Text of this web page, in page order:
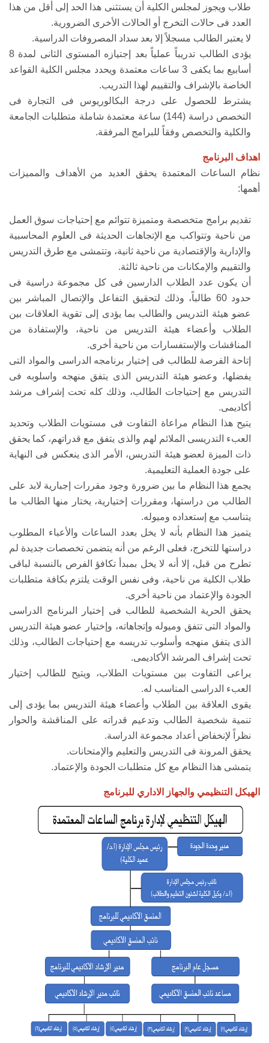
طلاب ويجوز لمجلس الكلية أن يستثنى هذا الحد إلى أقل من هذا
العدد فى حالات التخرج أو الحالات الأخرى الضرورية.
لا يعتبر الطالب مسجلاً إلا بعد سداد المصروفات الدراسية.
يؤدى الطالب تدريباً عملياً بعد إجتيازه المستوى الثانى لمدة 8
أسابيع بما يكفى 3 ساعات معتمدة ويحدد مجلس الكلية القواعد
الخاصة بالإشراف والتقييم لهذا التدريب.
يشترط للحصول على درجة البكالوريوس فى التجارة فى
التخصص دراسة (144) ساعة معتمدة شاملة متطلبات الجامعة
والكلية والتخصص وفقاً للبرامج المرفقة.
اهداف البرنامج
نظام الساعات المعتمدة يحقق العديد من الأهداف والمميزات
أهمها:
تقديم برامج متخصصة ومتميزة تتوائم مع إحتياجات سوق العمل
من ناحية وتتواكب مع الإتجاهات الحديثة فى العلوم المحاسبية
والإدارية والإقتصادية من ناحية ثانية، وتتمشى مع طرق التدريس
والتقييم والإمكانات من ناحية ثالثة.
أن يكون عدد الطلاب الدارسين فى كل مجموعة دراسية فى
حدود 60 طالباً، وذلك لتحقيق التفاعل والإتصال المباشر بين
عضو هيئة التدريس والطالب بما يؤدى إلى تقوية العلاقات بين
الطلاب وأعضاء هيئة التدريس من ناحية، والإستفادة من
المناقشات والإستفسارات من ناحية أخرى.
إتاحة الفرصة للطالب فى إختيار برنامجه الدراسى والمواد التى
يفضلها، وعضو هيئة التدريس الذى يتفق منهجه واسلوبه فى
التدريس مع إحتياجات الطالب، وذلك كله تحت إشراف مرشد
أكاديمى.
يتيح هذا النظام مراعاة التفاوت فى مستويات الطلاب وتحديد
العبء التدريسى الملائم لهم والذى يتفق مع قدراتهم، كما يحقق
ذات الميزة لعضو هيئة التدريس، الأمر الذى ينعكس فى النهاية
على جودة العملية التعليمية.
يجمع هذا النظام ما بين ضرورة وجود مقررات إجبارية لابد على
الطالب من دراستها، ومقررات إختيارية، يختار منها الطالب ما
يتناسب مع إستعداده وميوله.
يتميز هذا النظام بأنه لا يخل بعدد الساعات والأعباء المطلوب
دراستها للتخرج، فعلى الرغم من أنه يتضمن تخصصات جديدة لم
تطرح من قبل، إلا أنه لا يخل بمبدأ تكافؤ الفرص بالنسبة لباقى
طلاب الكلية من ناحية، وفى نفس الوقت يلتزم بكافة متطلبات
الجودة والإعتماد من ناحية أخرى.
يحقق الحرية الشخصية للطالب فى إختيار البرنامج الدراسى
والمواد التى تتفق وميوله وإتجاهاته، وإختيار عضو هيئة التدريس
الذى يتفق منهجه وأسلوب تدريسه مع إحتياجات الطالب، وذلك
تحت إشراف المرشد الأكاديمى.
يراعى التفاوت بين مستويات الطلاب، ويتيح للطالب إختيار
العبء الدراسى المناسب له.
يقوى العلاقة بين الطلاب وأعضاء هيئة التدريس بما يؤدى إلى
تنمية شخصية الطالب وتدعيم قدراته على المناقشة والحوار
نظراً لإنخفاض أعداد مجموعة الدراسة.
يحقق المرونة فى التدريس والتعليم والإمتحانات.
يتمشى هذا النظام مع كل متطلبات الجودة والإعتماد.
الهيكل التنظيمي والجهاز الاداري للبرنامج